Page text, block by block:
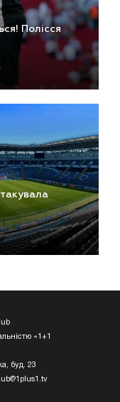
Полісся
«1+1
буд. 23